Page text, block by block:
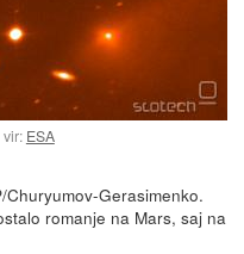
vir: ESA
Gerasimenko.
romanje na Mars, saj na